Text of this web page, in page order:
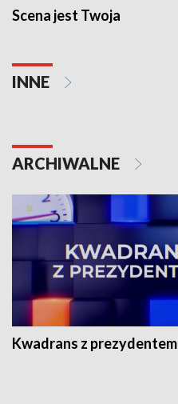
Scena jest Twoja
INNE
ARCHIWALNE
Kwadrans z prezydentem